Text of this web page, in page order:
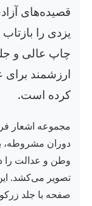
قصیده‌های
یزدی را
چاپ عالی و
ارزشمند برای
کرده است.
مجموعه اشعار
دوران مشروطه،
وطن و عدالت را
صفحه با جلد